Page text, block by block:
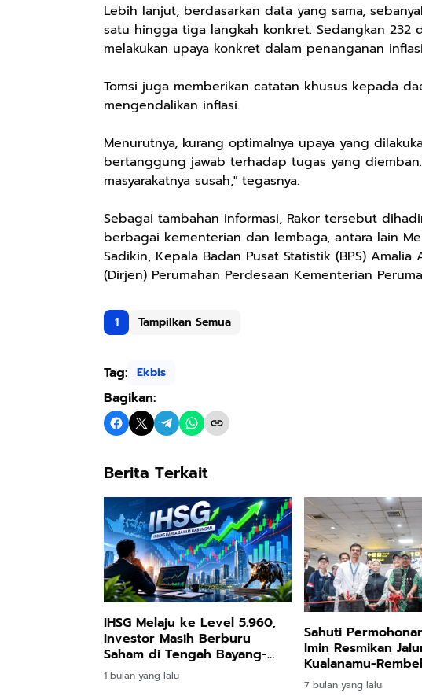
Lebih lanjut, berdasarkan data yang sama,
satu hingga tiga langkah konkret. Sedangkan 232
melakukan upaya konkret dalam penanganan
Tomsi juga memberikan catatan khusus kepada
mengendalikan inflasi.
Menurutnya, kurang optimalnya upaya yang
bertanggung jawab terhadap tugas yang
masyarakatnya susah," tegasnya.
Sebagai tambahan informasi, Rakor tersebut
berbagai kementerian dan lembaga, antara lain
Sadikin, Kepala Badan Pusat Statistik (BPS)
(Dirjen) Perumahan Perdesaan Kementerian
1 Tampilkan Semua
Tag: Ekbis
Bagikan:
Berita Terkait
IHSG Melaju ke Level 5.960,
Investor Masih Berburu
Saham di Tengah Bayang-
Bayang Gejolak Global
1 bulan yang lalu
Sahuti
Imin Resmikan
Kualanamu-
7 bulan yang lalu